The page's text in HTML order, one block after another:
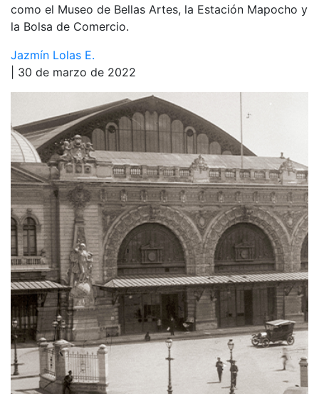
como el Museo de Bellas Artes, la Estación Mapocho y
la Bolsa de Comercio.
Jazmín Lolas E.
| 30 de marzo de 2022